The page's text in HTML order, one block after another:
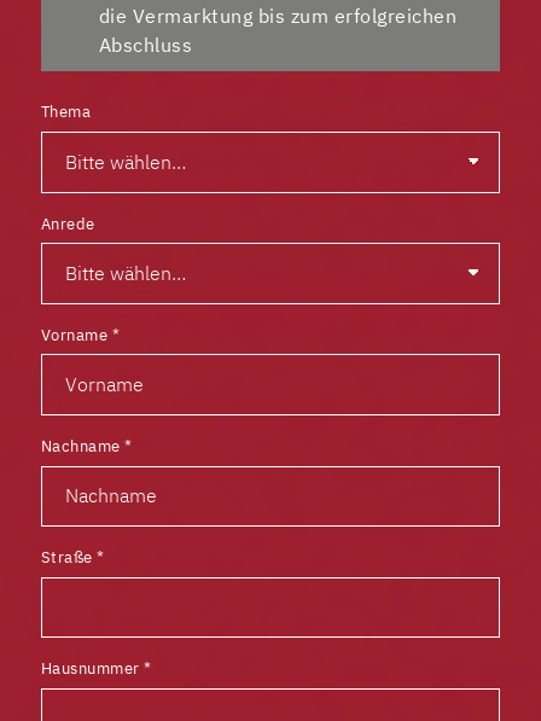
die Vermarktung bis zum erfolgreichen
Abschluss
Thema
Anrede
Vorname *
Nachname*
Straße*
Hausnummer*